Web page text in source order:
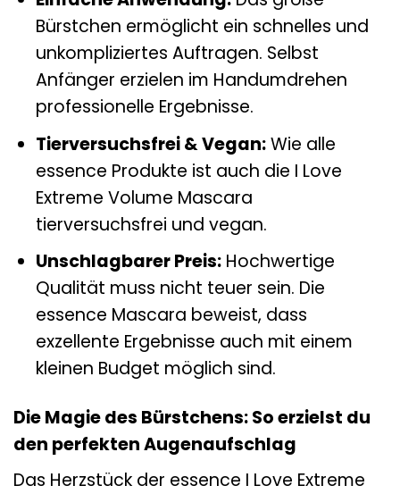
Bürstchen ermöglicht ein schnelles und
unkompliziertes Auftragen. Selbst
Anfänger erzielen im Handumdrehen
professionelle Ergebnisse.
Tierversuchsfrei & Vegan:Wie alle
essence Produkte ist auch die I Love
Extreme Volume Mascara
tierversuchsfrei und vegan.
Unschlagbarer Preis:Hochwertige
Qualität muss nicht teuer sein. Die
essence Mascara beweist, dass
exzellente Ergebnisse auch mit einem
kleinen Budget möglich sind.
Die Magie des Bürstchens: So erzielst du
den perfekten Augenaufschlag
Das Herzstück der essence I Love Extreme